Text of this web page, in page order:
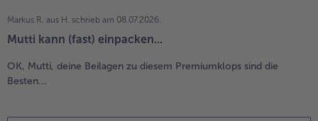
Markus R. aus H. schrieb am 08.07.2026:
Mutti kann (fast) einpacken...
OK, Mutti, deine Beilagen zu diesem Premiumklops sind die
Besten...